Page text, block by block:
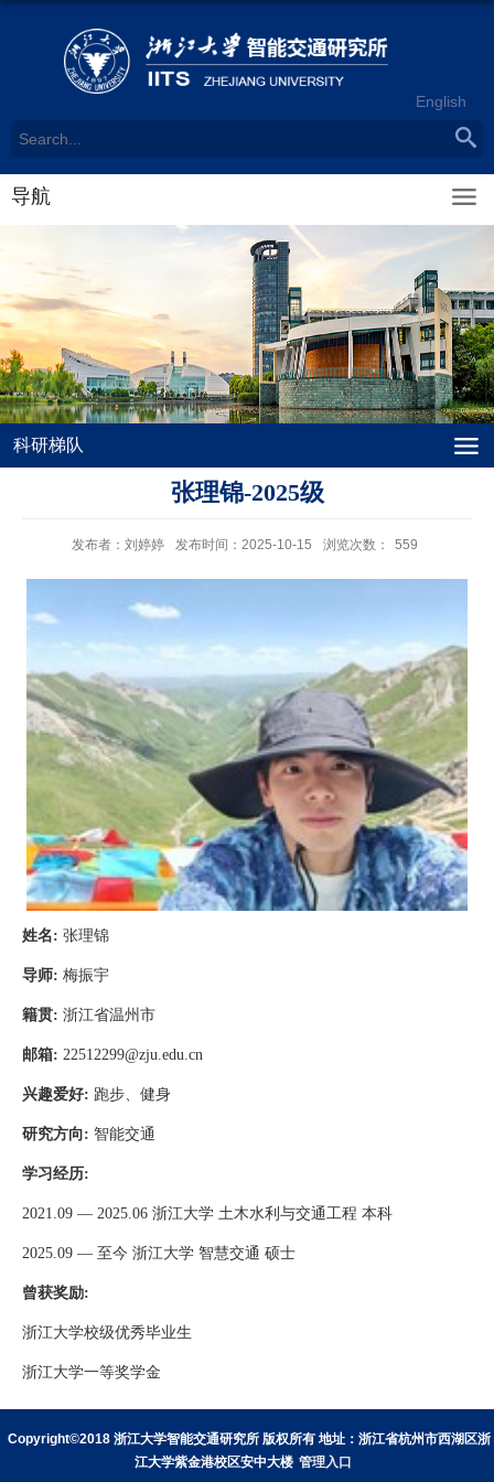
English
导航
科研梯队
张理锦-2025级
发布者：刘婷婷 发布时间：2025-10-15 浏览次数： 559
姓名: 张理锦
导师: 梅振宇
籍贯: 浙江省温州市
邮箱: 22512299@zju.edu.cn
兴趣爱好: 跑步、健身
研究方向: 智能交通
学习经历:
2021.09 — 2025.06 浙江大学 土木水利与交通工程 本科
2025.09 — 至今 浙江大学 智慧交通 硕士
曾获奖励:
浙江大学校级优秀毕业生
浙江大学一等奖学金
Copyright©2018 浙江大学智能交通研究所 版权所有 地址：浙江省杭州市西湖区浙
江大学紫金港校区安中大楼 管理入口